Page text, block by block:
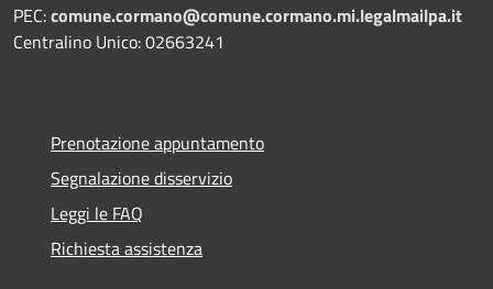
PEC:comune.cormano@comune.cormano.mi.legalmailpa.it
Centralino Unico: 02663241
Prenotazione appuntamento
Segnalazione disservizio
Leggi le FAQ
Richiesta assistenza